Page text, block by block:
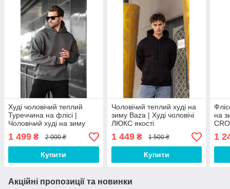
Худі чоловічий теплий
Туреччина на флісі |
Чоловічий худі на зиму
ЛЮКС якості
1 499 ₴ 2 000 ₴
Купити
Чоловічий теплий худі на
зиму Baza | Худі чоловічі
ЛЮКС якості
1 449₴ 1 500 ₴
Купити
на
1
Акційні пропозиції та новинки